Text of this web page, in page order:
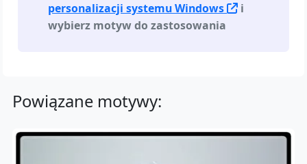
personalizacji systemu Windows
i
wybierz motyw do zastosowania
Powiązane motywy: